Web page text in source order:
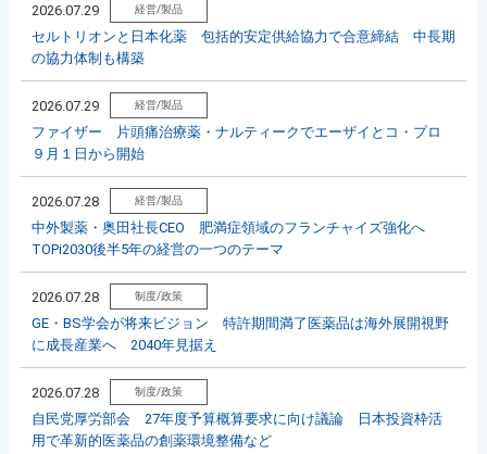
2026.07.29 経営/製品
セルトリオンと日本化薬 包括的安定供給協力で合意締結 中長期
の協力体制も構築
2026.07.29 経営/製品
ファイザー 片頭痛治療薬・ナルティークでエーザイとコ・プロ
９月１日から開始
2026.07.28 経営/製品
中外製薬・奥田社長CEO 肥満症領域のフランチャイズ強化へ
TOPi2030後半5年の経営の一つのテーマ
2026.07.28 制度/政策
GE・BS学会が将来ビジョン 特許期間満了医薬品は海外展開視野
に成長産業へ 2040年見据え
2026.07.28 制度/政策
自民党厚労部会 27年度予算概算要求に向け議論 日本投資枠活
用で革新的医薬品の創薬環境整備など